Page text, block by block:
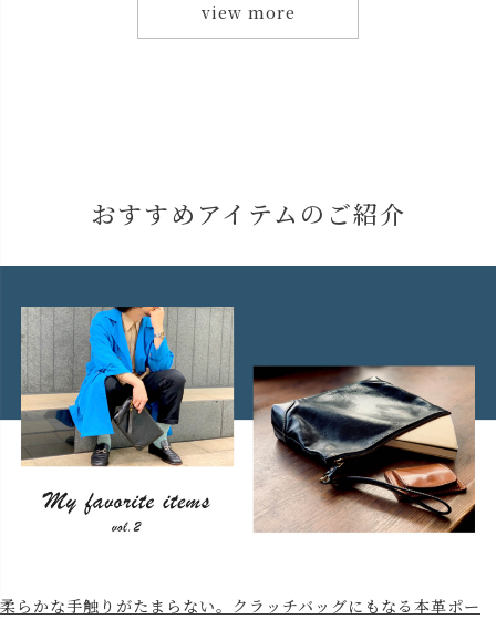
view more
おすすめアイテムのご紹介
柔らかな手触りがたまらない。クラッチバッグにもなる本革ポー